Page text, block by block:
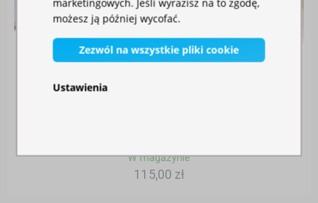
W magazynie
115,00 zł
marketingowych. Jeśli wyrazisz na to zgodę,
możesz ją później wycofać.
Zezwól na wszystkie pliki cookie
Ustawienia